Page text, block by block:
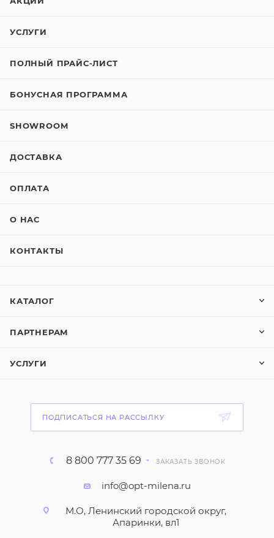
УСЛУГИ
ПОЛНЫЙ ПРАЙС-ЛИСТ
БОНУСНАЯ ПРОГРАММА
SHOWROOM
ДОСТАВКА
ОПЛАТА
О НАС
КОНТАКТЫ
КАТАЛОГ
ПАРТНЕРАМ
УСЛУГИ
ПОДПИСАТЬСЯ НА РАССЫЛКУ
8 800 777 35 69 ЗАКАЗАТЬ ЗВОНОК
info@opt-milena.ru
М.О, Ленинский городской округ,
Апаринки, вл1